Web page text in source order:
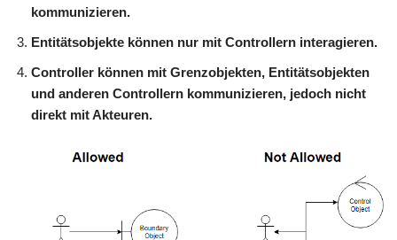
kommunizieren.
Entitätsobjekte können nur mit Controllern interagieren.
Controller können mit Grenzobjekten, Entitätsobjekten
und anderen Controllern kommunizieren, jedoch nicht
direkt mit Akteuren.